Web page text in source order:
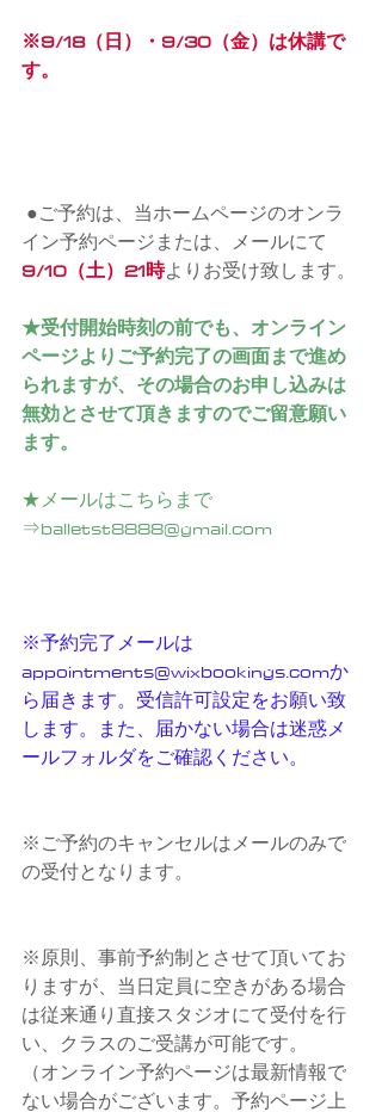
※9/18（日）・9/30（金）は休講で
す。
●ご予約は、当ホームページのオンラ
イン予約ページまたは、メールにて
9/10（土）21時よりお受け致します。
★受付開始時刻の前でも、オンライン
ページよりご予約完了の画面まで進め
られますが、その場合のお申し込みは
無効とさせて頂きますのでご留意願い
ます。
★メールはこちらまで
⇒balletst8888@gmail.com
※予約完了メールは
appointments@wixbookings.comか
ら届きます。受信許可設定をお願い致
します。また、届かない場合は迷惑メ
ールフォルダをご確認ください。
※ご予約のキャンセルはメールのみで
の受付となります。
※原則、事前予約制とさせて頂いてお
りますが、当日定員に空きがある場合
は従来通り直接スタジオにて受付を行
い、クラスのご受講が可能です。
（オンライン予約ページは最新情報で
ない場合がございます。予約ページ上